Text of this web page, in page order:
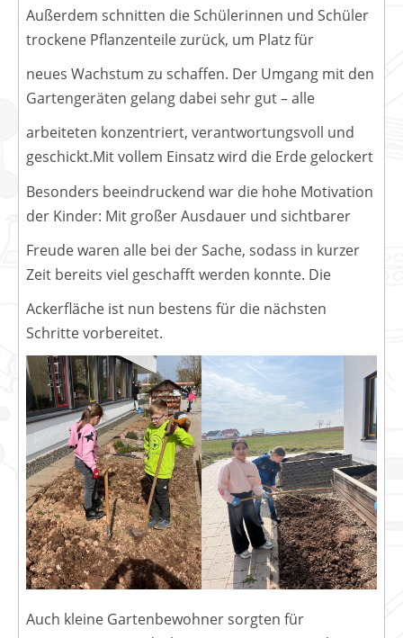
Außerdem schnitten die Schülerinnen und Schüler
trockene Pflanzenteile zurück, um Platz für
neues Wachstum zu schaffen. Der Umgang mit den
Gartengeräten gelang dabei sehr gut – alle
arbeiteten konzentriert, verantwortungsvoll und
geschickt.Mit vollem Einsatz wird die Erde gelockert
Besonders beeindruckend war die hohe Motivation
der Kinder: Mit großer Ausdauer und sichtbarer
Freude waren alle bei der Sache, sodass in kurzer
Zeit bereits viel geschafft werden konnte. Die
Ackerfläche ist nun bestens für die nächsten
Schritte vorbereitet.
Auch kleine Gartenbewohner sorgten für